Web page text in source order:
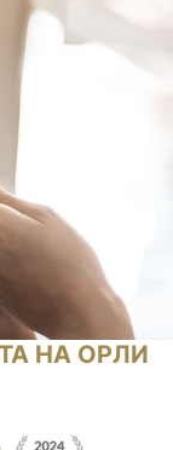
НА ОРЛИ